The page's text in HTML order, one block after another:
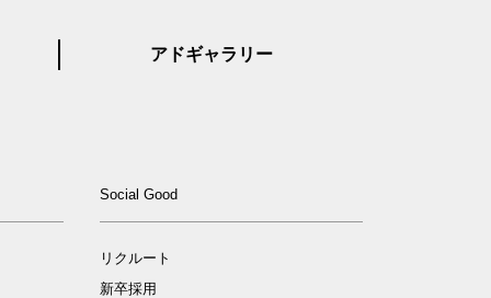
アドギャラリー
Social Good
リクルート
新卒採用